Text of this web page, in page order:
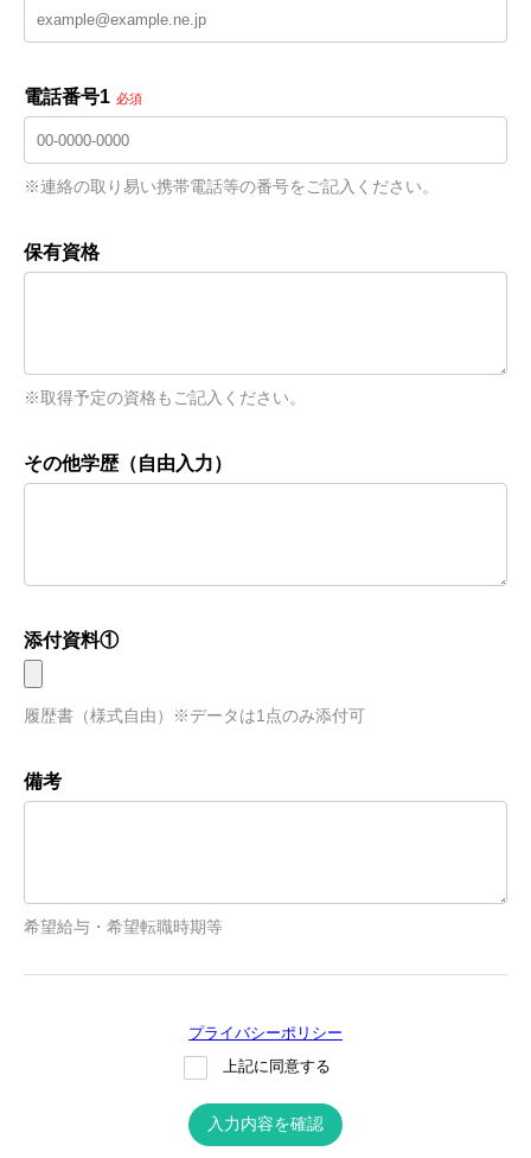
電話番号1 必須
※連絡の取り易い携帯電話等の番号をご記入ください。
保有資格
※取得予定の資格もご記入ください。
その他学歴（自由入力）
添付資料①
履歴書（様式自由）※データは1点のみ添付可
備考
希望給与・希望転職時期等
プライバシーポリシー
上記に同意する
入力内容を確認